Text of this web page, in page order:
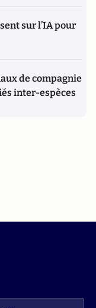
sur l’IA pour
de compagnie
inter-espèces